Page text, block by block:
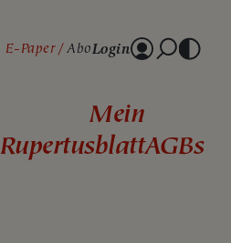
E-Paper AboLogin
Mein
RupertusblattAGBs